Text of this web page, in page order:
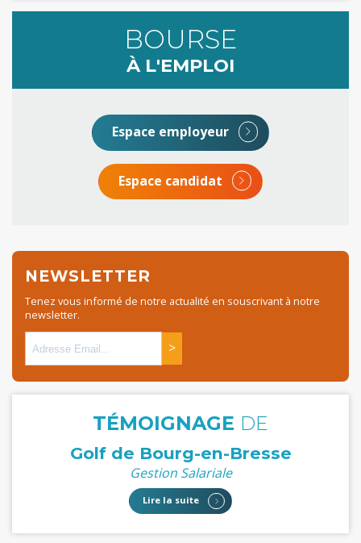
BOURSE
À L'EMPLOI
Espace employeur
Espace candidat
NEWSLETTER
Tenez vous informé de notre actualité en souscrivant à notre
newsletter.
>
TÉMOIGNAGE DE
Golf de Bourg-en-Bresse
Gestion Salariale
Lire la suite